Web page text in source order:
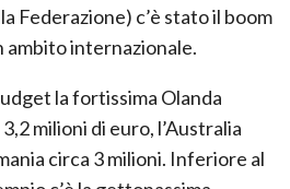
Federazione) c’è stato il boom
ambito internazionale.
la fortissima Olanda
milioni di euro, l’Australia
circa 3 milioni. Inferiore al